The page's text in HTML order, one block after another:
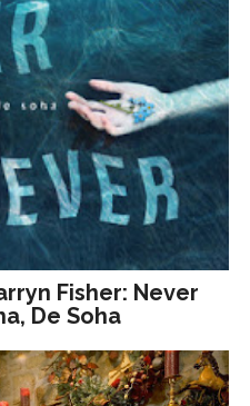
Fisher: Never
De Soha